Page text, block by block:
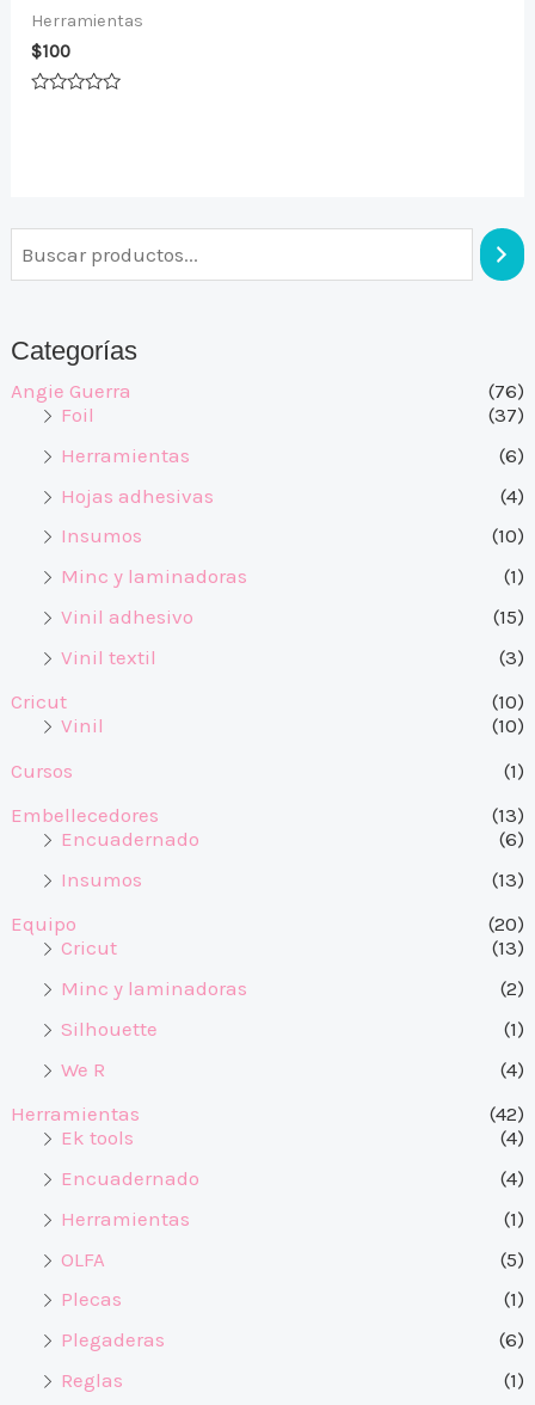
Categorías
Angie Guerra
(76)
Foil
(37)
Herramientas
(6)
Hojas adhesivas
(4)
Insumos
(10)
Minc y laminadoras
(1)
Vinil adhesivo
(15)
Vinil textil
(3)
Cricut
(10)
Vinil
(10)
Cursos
(1)
Embellecedores
(13)
Encuadernado
(6)
Insumos
(13)
Equipo
(20)
Cricut
(13)
Minc y laminadoras
(2)
Silhouette
(1)
We R
(4)
Herramientas
(42)
Ek tools
(4)
Encuadernado
(4)
Herramientas
(1)
OLFA
(5)
Plecas
(1)
Plegaderas
(6)
Reglas
(1)
Herramientas
$100